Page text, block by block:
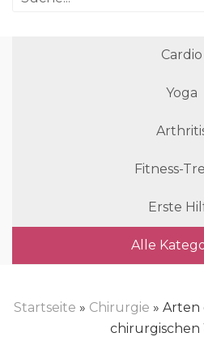
Cardio
Yoga
Fitness-
Erste
Alle
Startseite » Chirurgie » Arten
chirurgischen